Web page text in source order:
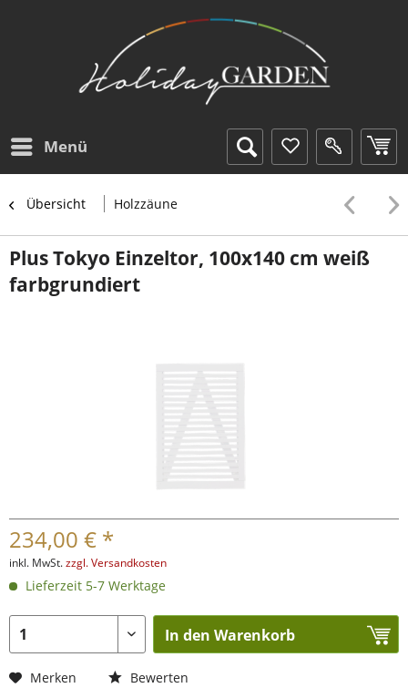
Menü
Übersicht Holzzäune
Plus Tokyo Einzeltor, 100x140 cm weiß
farbgrundiert
234,00 € *
inkl. MwSt.zzgl. Versandkosten
Lieferzeit 5-7 Werktage
In den Warenkorb
Merken Bewerten